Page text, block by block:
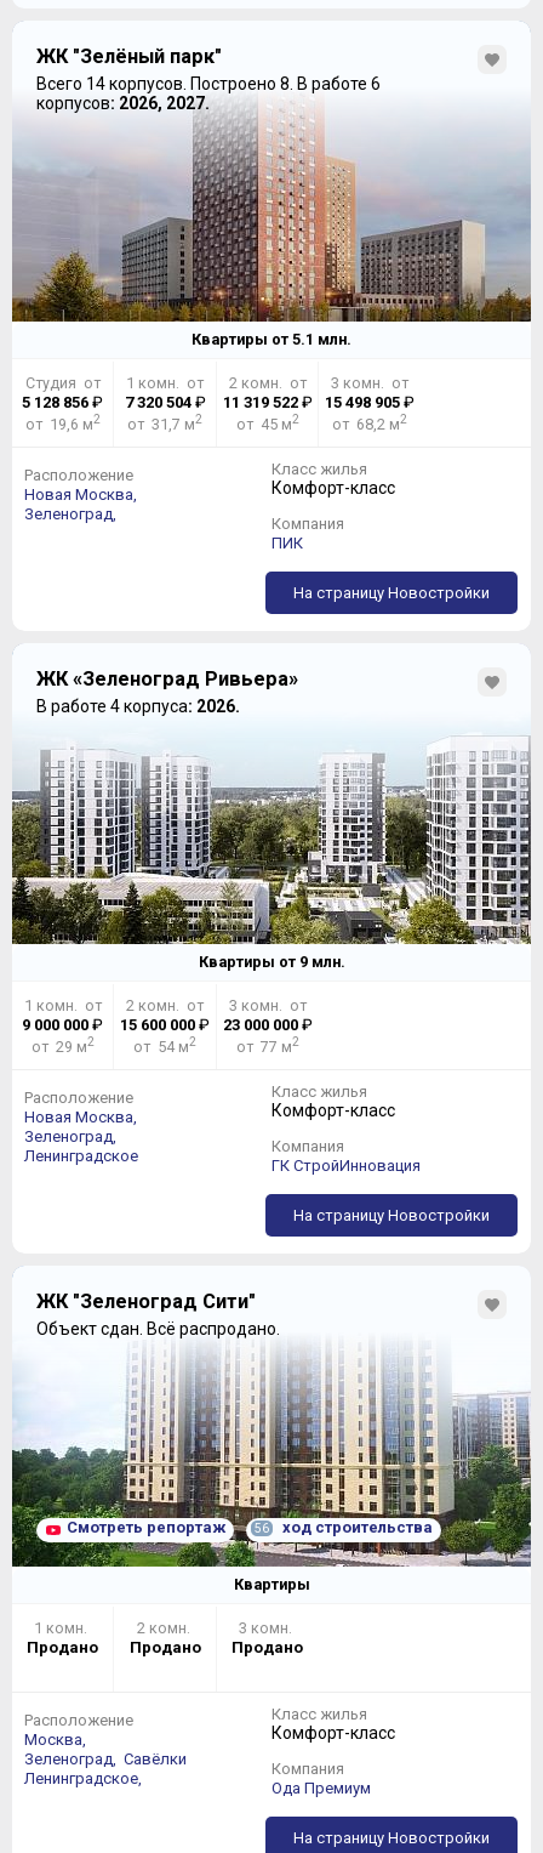
ЖК "Зелёный парк"
Всего 14 корпусов. Построено 8. В работе 6
корпусов: 2026, 2027.
Квартиры от 5.1 млн.
Студия от
5 128 856 ₽
от 19,6 м2
1 комн. от
7 320 504₽
от 31,7 м2
2 комн. от
11 319 522₽
от 45 м2
3 комн. от
15 498 905 ₽
от 68,2 м2
Расположение
Новая Москва,
Зеленоград,
Класс жилья
Комфорт-класс
Компания
ПИК
На страницу Новостройки
ЖК «Зеленоград Ривьера»
В работе 4 корпуса: 2026.
Квартиры от 9млн.
1 комн. от
9 000 000 ₽
от 29 м2
2 комн. от
15 600 000 ₽
от 54 м2
3 комн. от
23 000 000₽
от 77 м2
Расположение
Новая Москва,
Зеленоград,
Ленинградское
Класс жилья
Комфорт-класс
Компания
ГК СтройИнновация
На страницу Новостройки
ЖК "Зеленоград Сити"
Объект сдан. Всё распродано.
Смотреть репортаж 56 ход строительства
Квартиры
1 комн.
Продано
2 комн.
Продано
3 комн.
Продано
Расположение
Москва,
Зеленоград, Савёлки
Ленинградское,
Класс жилья
Комфорт-класс
Компания
Ода Премиум
На страницу Новостройки